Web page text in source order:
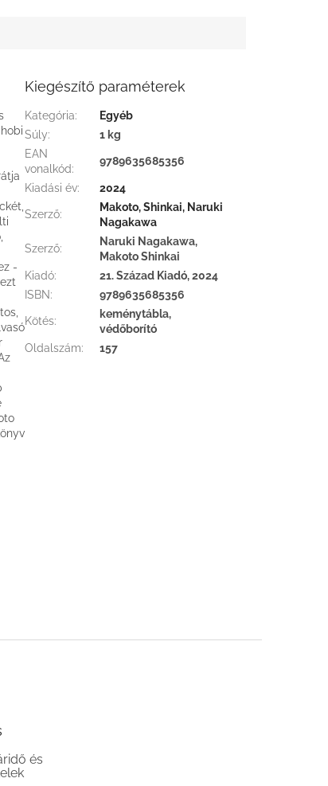
-
Kiegészítő paraméterek
Kategória:
Egyéb
Súly:
1 kg
EAN
vonalkód:
9789635685356
Kiadási év: 2024
Szerző:
Makoto, Shinkai, Naruki
Nagakawa
Szerző:
Naruki Nagakawa,
Makoto Shinkai
Kiadó:
21. Század Kiadó, 2024
ISBN: 9789635685356
Kötés:
keménytábla,
védőborító
Oldalszám: 157
és